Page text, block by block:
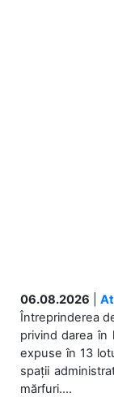
06.08.2026
Întreprinderea
privind darea
expuse în 13
spații
mărfuri....